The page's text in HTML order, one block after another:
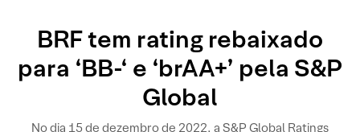
BRF tem rating rebaixado
para ‘BB-‘ e ‘brAA+’ pela S&P
Global
No dia 15 de dezembro de 2022, a S&P Global Ratings